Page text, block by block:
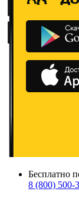
Бесплатно
8 (800) 500-